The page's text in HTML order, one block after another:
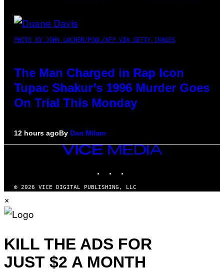
PHOTO BY JOHN LOCHER/POOL/AFP VIA GETTY IMAGES
The Man Charged in Rap Icon
Tupac Shakur’s 1996 Murder Goes
On Trial This Monday
12 hours agoBy Dan Milam
VICE
© 2026 VICE DIGITAL PUBLISHING, LLC
×
KILL THE ADS FOR
JUST $2 A MONTH